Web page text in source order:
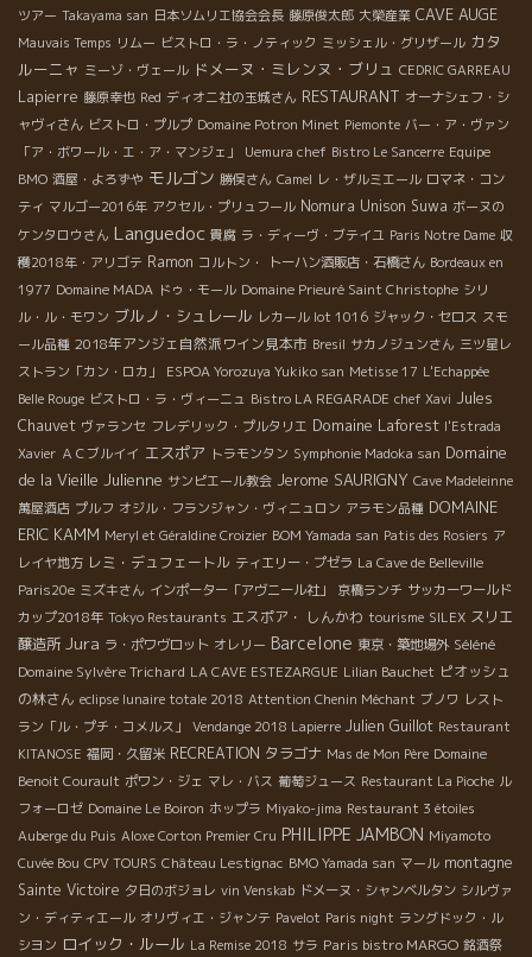
ツアー Takayama san 日本ソムリエ協会会長 藤原俊太郎 大榮産業 CAVE AUGE
Mauvais Temps リムー ビストロ・ラ・ノティック ミッシェル・グリザール カタ
ルーニャ ミーゾ・ヴェール ドメーヌ・ミレンヌ・ブリュ CEDRIC GARREAU
Lapierre 藤原幸也 Red ディオニ社の玉城さん RESTAURANT オーナシェフ・シ
ャヴィさん ビストロ・プルプ Domaine Potron Minet Piemonte バー・ア・ヴァン
「ア・ボワール・エ・ア・マンジェ」
Uemura chef Bistro Le Sancerre Equipe
BMO 酒屋・よろずや モルゴン 勝俣さん Camel レ・ザルミエール ロマネ・コン
ティ マルゴー2016年 アクセル・プリュフール Nomura Unison Suwa ボーヌの
ケンタロウさん Languedoc 貴腐 ラ・ディーヴ・ブテイユ Paris Notre Dame 収
穫2018年・アリゴテ Ramon コルトン・ トーハン酒販店・石橋さん Bordeaux en
1977 Domaine MADA ドゥ・モール Domaine Prieuré Saint Christophe シリ
ル・ル・モワン ブルノ・シュレール レカール lot 1016 ジャック・セロス スモ
ール品種 2018年アンジェ自然派ワイン見本市 Bresil サカノジュンさん 三ツ星レ
ストラン「カン・ロカ」
ESPOA Yorozuya Yukiko san Metisse 17 L'Echappée
Belle Rouge ビストロ・ラ・ヴィーニュ Bistro LA REGARADE chef Xavi Jules
Chauvet ヴァランセ フレデリック・プルタリエ Domaine Laforest l'Estrada
Xavier ＡＣブルイイ エスポア トラモンタン Symphonie Madoka san Domaine
de la Vieille Julienne サンピエール教会 Jerome SAURIGNY Cave Madeleinne
萬屋酒店 プルフ オジル・フランジャン・ヴィニュロン アラモン品種 DOMAINE
ERIC KAMM Meryl et Géraldine Croizier BOM Yamada san Patis des Rosiers ア
レイヤ地方 レミ・デュフェートル ティエリー・プゼラ La Cave de Belleville
Paris20e ミズキさん インポーター「アヴニール社」 京橋ランチ サッカーワールド
カップ2018年 Tokyo Restaurants エスポア・ しんかわ tourisme SILEX スリエ
醸造所 Jura ラ・ポワヴロット オレリー Barcelone 東京・築地場外 Séléné
Domaine Sylvère Trichard LA CAVE ESTEZARGUE Lilian Bauchet ピオッシュ
の林さん eclipse lunaire totale 2018 Attention Chenin Méchant ブノワ レスト
ラン「ル・プチ・コメルス」
Vendange 2018 Lapierre Julien Guillot Restaurant
KITANOSE 福岡・久留米 RECREATION タラゴナ Mas de Mon Père Domaine
Benoit Courault ポワン・ジェ マレ・バス 葡萄ジュース Restaurant La Pioche ル
フォーロゼ Domaine Le Boiron ホップラ Miyako-jima Restaurant 3 étoiles
Auberge du Puis Aloxe Corton Premier Cru PHILIPPE JAMBON Miyamoto
Cuvée Bou CPV TOURS Château Lestignac BMO Yamada san マール montagne
Sainte Victoire 夕日のボジョレ vin Venskab ドメーヌ・シャンベルタン シルヴァ
ン・ディティエール オリヴィエ・ジャンテ Pavelot Paris night ラングドック・ル
シヨン ロイック・ルール La Remise 2018 サラ Paris bistro MARGO 銘酒祭